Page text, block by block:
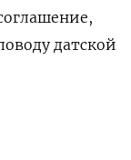
датской